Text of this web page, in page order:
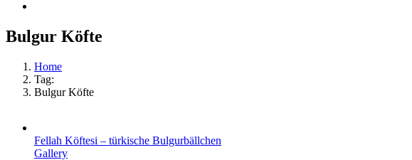
Bulgur Köfte
Home
Tag:
Bulgur Köfte
Fellah Köftesi – türkische Bulgurbällchen
Gallery